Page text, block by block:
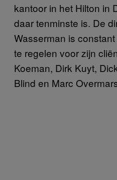
kantoor in het Hilton in
daar tenminste is. De
Wasserman is
te regelen voor zijn
Koeman, Dirk Kuyt,
Blind en Marc